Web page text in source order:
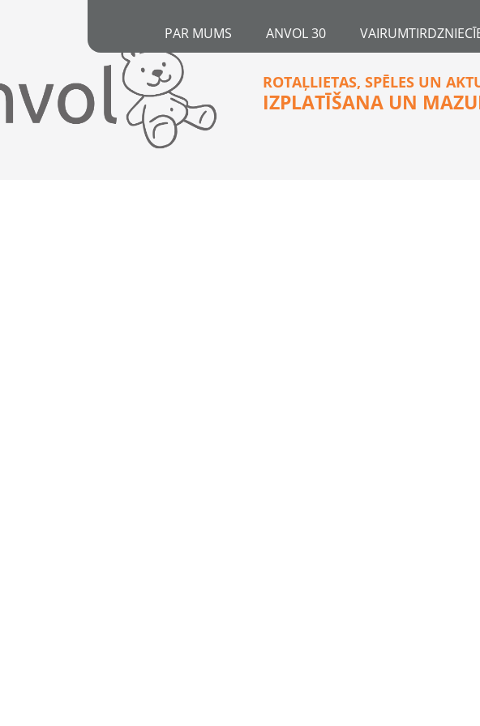
PAR MUMS ANVOL 30
ROTAĻLIETAS, SPĒLES UN
IZPLATĪŠANA UN